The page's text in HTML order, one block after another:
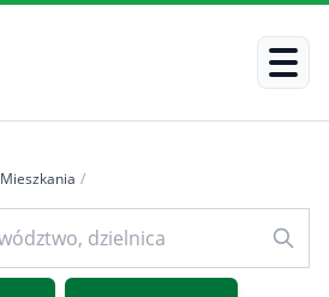
Mieszkania /